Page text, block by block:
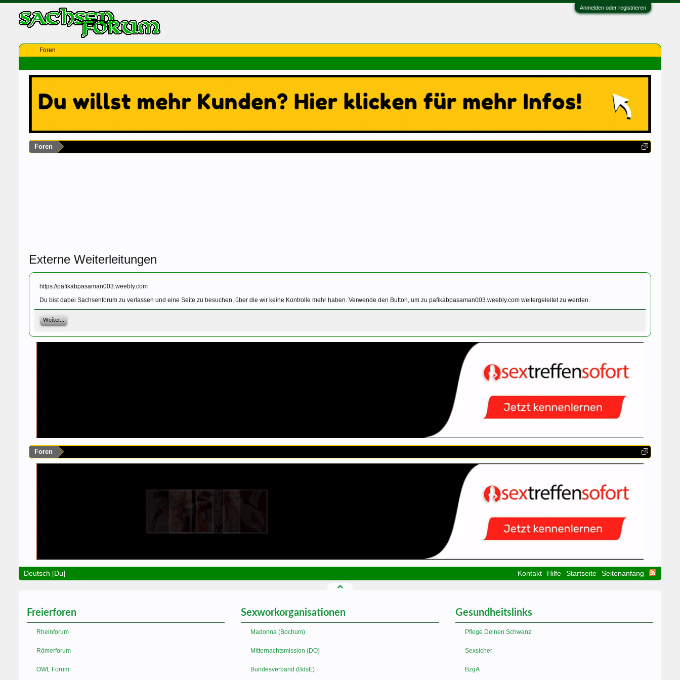
Anmelden oder registrieren
Foren
Externe Weiterleitungen
https://pafikabpasaman003.weebly.com
Du bist dabei Sachsenforum zu verlassen und eine Seite zu besuchen, über die wir keine Kontrolle mehr haben. Verwende den Button, um zu pafikabpasaman003.weebly.com weitergeleitet zu werden.
Weiter...
Foren
Foren
Deutsch [Du] Kontakt Hilfe Startseite Seitenanfang
Freierforen
Rheinforum
Römerforum
OWL Forum
Sexworkorganisationen
Madonna (Bochum)
Mitternachtsmission (DO)
Bundesverband (BdsE)
Gesundheitslinks
Pflege Deinen Schwanz
Sexsicher
BzgA